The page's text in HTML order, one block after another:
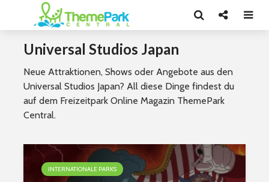
Universal Studios Japan
Neue Attraktionen, Shows oder Angebote aus den
Universal Studios Japan? All diese Dinge findest du
auf dem Freizeitpark Online Magazin ThemePark
Central.
INTERNATIONALE PARKS